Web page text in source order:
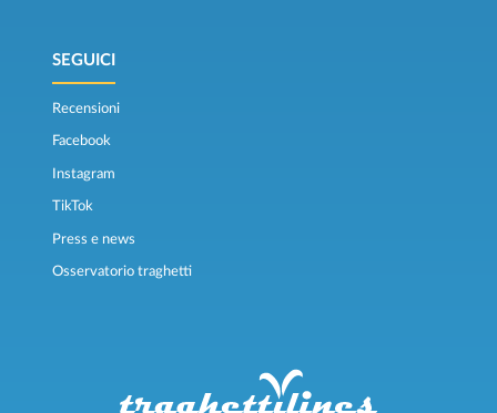
SEGUICI
Recensioni
Facebook
Instagram
TikTok
Press e news
Osservatorio traghetti